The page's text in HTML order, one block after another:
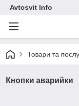
Avtosvit Info
Товари та
Кнопки аварийки